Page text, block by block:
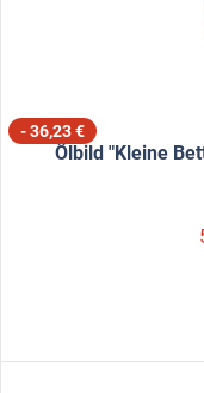
- 36,23 €
Ölbild "Kleine